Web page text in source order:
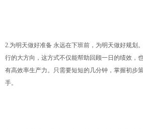
2.为明天做好准备 永远在下班前，为明天做好规划
行的大方向，这方式不仅能帮助回顾一日的绩效，
有高效率生产力。只需要短短的几分钟，掌握初步
手。